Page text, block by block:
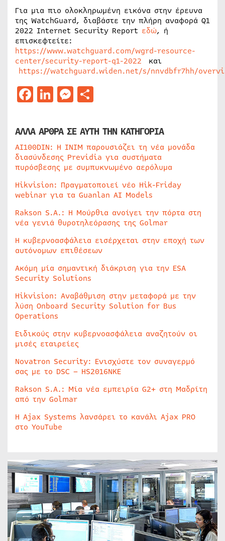
Για μια πιο ολοκληρωμένη εικόνα στην έρευνα
της WatchGuard, διαβάστε την πλήρη αναφορά Q1
2022 Internet Security Report εδώ, ή
επισκεφτείτε:
https://www.watchguard.com/wgrd-resource-
center/security-report-q1-2022 και
https://watchguard.widen.net/s/nnvdbfr7hh/
Facebook
LinkedIn
Messenger
ΑΛΛΑ ΑΡΘΡΑ ΣΕ ΑΥΤΗ ΤΗΝ ΚΑΤΗΓΟΡΙΑ
AI100DIN: Η INIM παρουσιάζει τη νέα μονάδα
διασύνδεσης Previdia για συστήματα
πυρόσβεσης με συμπυκνωμένο αερόλυμα
Hikvision: Πραγματοποιεί νέο Hik-Friday
webinar για τα Guanlan AI Models
Rakson S.A.: Η Μούρθια ανοίγει την πόρτα στη
νέα γενιά θυροτηλεόρασης της Golmar
Η κυβερνοασφάλεια εισέρχεται στην εποχή των
αυτόνομων επιθέσεων
Ακόμη μία σημαντική διάκριση για την ESA
Security Solutions
Hikvision: Αναβάθμιση στην μεταφορά με την
λύση Onboard Security Solution for Bus
Operations
Ειδικούς στην κυβερνοασφάλεια αναζητούν οι
μισές εταιρείες
Novatron Security: Ενισχύστε τον συναγερμό
σας με το DSC – HS2016NKE
Rakson S.A.: Μία νέα εμπειρία G2+ στη Μαδρίτη
από την Golmar
Η Ajax Systems λανσάρει το κανάλι Ajax PRO
στο YouTube